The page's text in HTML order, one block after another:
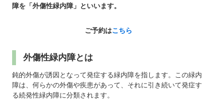
障を「外傷性緑内障」といいます。
ご予約はこちら
外傷性緑内障とは
鈍的外傷が誘因となって発症する緑内障を指します。この緑内
障は、何らかの外傷や疾患があって、それに引き続いて発症す
る続発性緑内障に分類されます。